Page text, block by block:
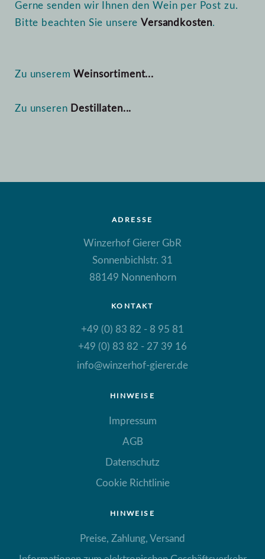
Gerne senden wir Ihnen den Wein per Post zu.
Bitte beachten Sie unsereVersandkosten.
Zu unseremWeinsortiment...
Zu unseren Destillaten...
ADRESSE
Winzerhof Gierer GbR
Sonnenbichlstr. 31
88149 Nonnenhorn
KONTAKT
+49 (0) 83 82 - 8 95 81
+49 (0) 83 82 - 27 39 16
info@winzerhof-gierer.de
HINWEISE
Impressum
AGB
Datenschutz
Cookie Richtlinie
HINWEISE
Preise, Zahlung, Versand